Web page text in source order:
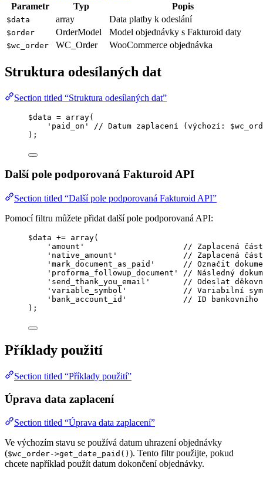
Parametr
Typ Popis
$data array Data platby k odeslání
$order OrderModel Model objednávky s Fakturoid daty
$wc_order WC_Order WooCommerce objednávka
Struktura odesílaných dat
Section titled “Struktura odesílaných dat”
$data = array(
' paid_on '
// Datum zaplacení (výchozí:
);
Další pole podporovaná Fakturoid API
Section titled “Další pole podporovaná Fakturoid API”
Pomocí filtru můžete přidat další pole podporovaná API:
$data += array(
' amount '
// Zaplacená
' native_amount '
// Zaplacená
' mark_document_as_paid '
// Označit
' proforma_followup_document '
// Následný
' send_thank_you_email '
// Odeslat
' variable_symbol '
// Variabilní
' bank_account_id '
// ID
);
Příklady použití
Section titled “Příklady použití”
Úprava data zaplacení
Section titled “Úprava data zaplacení”
Ve výchozím stavu se používá datum uhrazení objednávky
($wc_order->get_date_paid() ). Tento filtr použijte, pokud
chcete například použít datum dokončení objednávky.